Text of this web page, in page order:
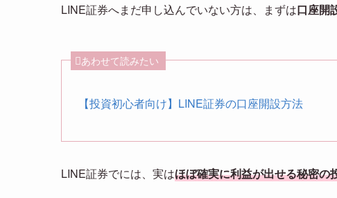
LINE証券へまだ申し込んでいない方は、まずは口座開
あわせて読みたい
【投資初心者向け】LINE証券の口座開設方法
LINE証券でには、実はほぼ確実に利益が出せる秘密の